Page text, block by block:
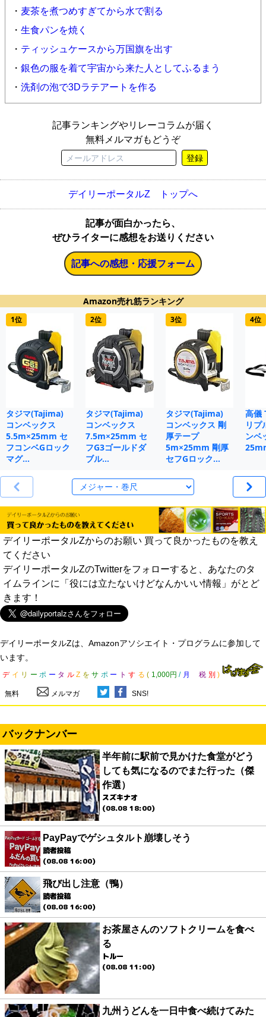
・ 麦茶を煮つめすぎてから水で割る
・ 生食パンを焼く
・ ティッシュケースから万国旗を出す
・ 銀色の服を着て宇宙から来た人としてふるまう
・ 洗剤の泡で3Dラテアートを作る
記事ランキングやリレーコラムが届く
無料メルマガもどうぞ
登録
デイリーポータルZ トップへ
記事が面白かったら、
ぜひライターに感想をお送りください
記事への感想・応援フォーム
Amazon売れ筋ランキング
1位
タジマ(Tajima)
コンベックス
5.5m×25mm セ
フコンベGロック
マグ…
2位
タジマ(Tajima)
コンベックス
7.5m×25mm セ
フG3ゴールドダ
ブル…
3位
タジマ(Tajima)
コンベックス 剛
厚テープ
5m×25mm 剛厚
セフGロック…
4位
高儀
リプ
ンベ
デイリーポータルZからのお願い 買って良かったものを教え
てください
デイリーポータルZのTwitterをフォローすると、あなたのタ
イムラインに「役には立たないけどなんかいい情報」がとど
きます！
デイリーポータルZは、Amazonアソシエイト・プログラムに参加して
います。
デ イ リ ー ポ ー タ ル Z を サ ポ ー ト す る ( 1,000円 / 月 税 別 )
無料 メルマガ SNS!
バックナンバー
半年前に駅前で見かけた食堂がどう
しても気になるのでまた行った（傑
作選）
スズキナオ
(08.08 18:00)
PayPayでゲシュタルト崩壊しそう
読者投稿
(08.08 16:00)
飛び出し注意（鴨）
読者投稿
(08.08 16:00)
お茶屋さんのソフトクリームを食べ
る
トルー
(08.08 11:00)
九州うどんを一日中食べ続けてみた